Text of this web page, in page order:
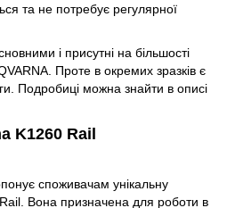
та не потребує регулярної
і присутні на більшості
Проте в окремих зразків є
Подробиці можна знайти в описі
K1260 Rail
споживачам унікальну
Вона призначена для роботи в